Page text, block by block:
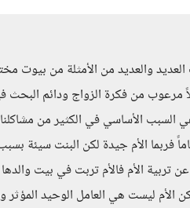
والعديد من الأمثلة من بيوت
مرعوب من فكرة الزواج ودائم البحث
الأساسي في الكثير من مشاكلنا،
فربما الأم جيدة لكن البنت سيئة
تربية الأم فالأم تربت في بيت
الأم ليست هي العامل الوحيد